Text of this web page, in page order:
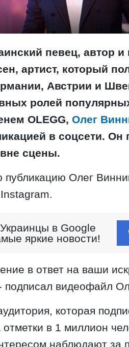
певец, автор и
артист, который
Австрии и
ролей
OLEGG, Олег
в соцсети. Он
сцены.
Олег
в Google
яркие новости!
в ответ на ваши
подписал видеофайл
которая
отметки в 1 миллион
наблюдают за